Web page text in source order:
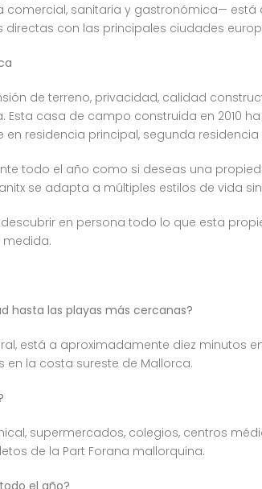
sanitaria y gastronómica— está
directas con las principales ciudades
de terreno, privacidad, calidad
Esta casa de campo construida en 2010
residencia principal, segunda
todo el año como si deseas una
se adapta a múltiples estilos de vida
en persona todo lo que esta
hasta las playas más cercanas?
está a aproximadamente diez minutos
en la costa sureste de Mallorca.
supermercados, colegios, centros
de la Part Forana mallorquina.
el año?